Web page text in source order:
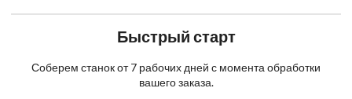
Быстрый старт
Соберем станок от 7 рабочих дней с момента обработки
вашего заказа.